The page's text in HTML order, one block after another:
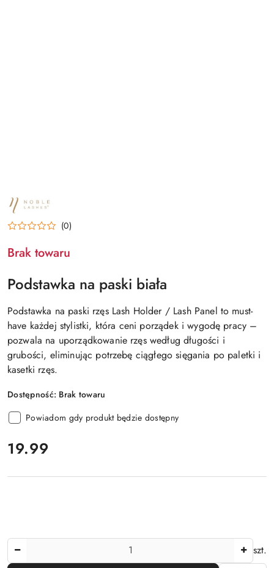
NAZWA
PRODUCENTA:
LASHES (0)
Brak towaru
Podstawka na paski biała
Podstawka na paski rzęs Lash Holder / Lash Panel to must-
have każdej stylistki, która ceni porządek i wygodę pracy –
pozwala na uporządkowanie rzęs według długości i
grubości, eliminując potrzebę ciągłego sięgania po paletki i
kasetki rzęs.
Dostępność: Brak towaru
Powiadom gdy produkt będzie dostępny
cena:
19.99
szt.